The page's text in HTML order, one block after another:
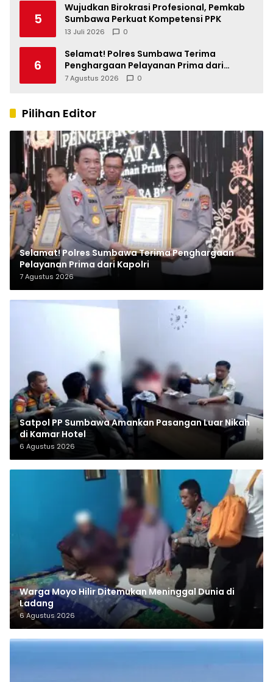
5
Wujudkan Birokrasi Profesional, Pemkab
Sumbawa Perkuat Kompetensi PPK
13 Juli 2026 0
6
Selamat! Polres Sumbawa Terima
Penghargaan Pelayanan Prima dari
Kapolri
7 Agustus 2026 0
Pilihan Editor
Selamat! Polres Sumbawa Terima Penghargaan
Pelayanan Prima dari Kapolri
7 Agustus 2026
Satpol PP Sumbawa Amankan Pasangan Luar Nikah
di Kamar Hotel
6 Agustus 2026
Warga Moyo Hilir Ditemukan Meninggal Dunia di
Ladang
6 Agustus 2026